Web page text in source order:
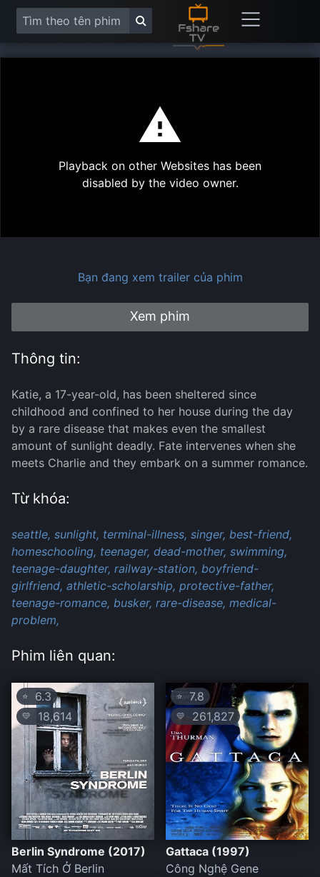
Play
Playback on other Websites has been
disabled by the video owner.
Bạn đang xem trailer của phim
Xem phim
Thông tin:
Katie, a 17-year-old, has been sheltered since
childhood and confined to her house during the day
by a rare disease that makes even the smallest
amount of sunlight deadly. Fate intervenes when she
meets Charlie and they embark on a summer romance.
Từ khóa:
seattle, sunlight, terminal-illness, singer, best-friend,
homeschooling, teenager, dead-mother, swimming,
teenage-daughter, railway-station, boyfriend-
girlfriend, athletic-scholarship, protective-father,
teenage-romance, busker, rare-disease, medical-
problem,
Phim liên quan:
⭐ 6.3
💛 18,614
Berlin Syndrome (2017)
Mất Tích Ở Berlin
⭐7.8
💛 261,827
Gattaca (1997)
Công Nghệ Gene